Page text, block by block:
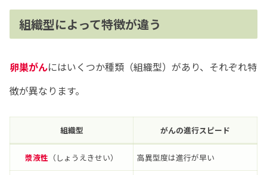
組織型によって特徴が違う
卵巣がんにはいくつか種類（組織型）があり、それぞれ特
徴が異なります。
組織型 がんの進行スピード
漿液性 （しょうえきせい） 高異型度は進行が早い